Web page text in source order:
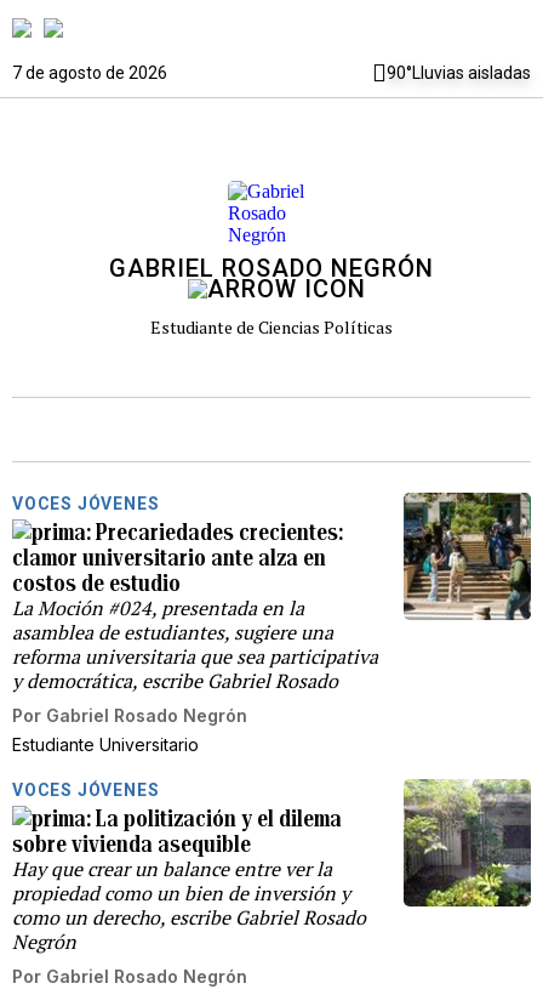
7 de agosto de 2026 90°Lluvias aisladas
GABRIEL ROSADO NEGRÓN
Estudiante de Ciencias Políticas
VOCES JÓVENES
Precariedades crecientes:
clamor universitario ante alza en
costos de estudio
La Moción #024, presentada en la
asamblea de estudiantes, sugiere una
reforma universitaria que sea participativa
y democrática, escribe Gabriel Rosado
Por Gabriel Rosado Negrón
Estudiante Universitario
VOCES JÓVENES
La politización y el dilema
sobre vivienda asequible
Hay que crear un balance entre ver la
propiedad como un bien de inversión y
como un derecho, escribe Gabriel Rosado
Negrón
Por Gabriel Rosado Negrón